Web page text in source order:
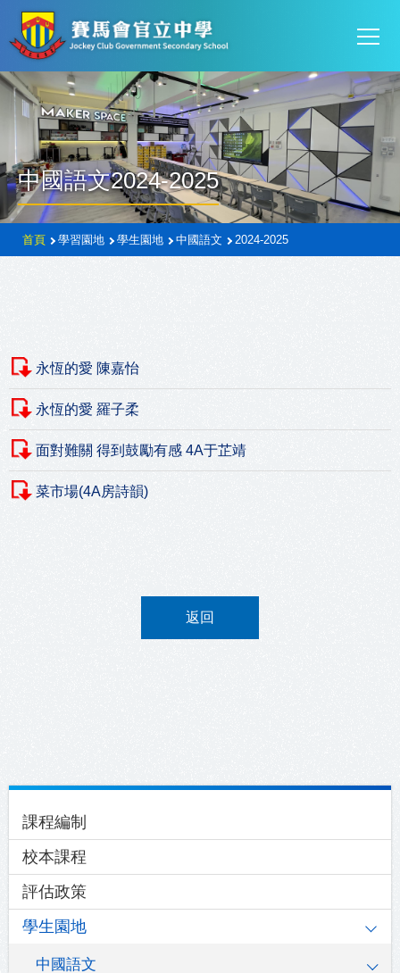
移至主內容
中國語文2024-2025
導
首頁 學習園地 學生園地 中國語文 2024-2025
永恆的愛 陳嘉怡
永恆的愛 羅子柔
面對難關 得到鼓勵有感 4A于芷靖
菜市場(4A房詩韻)
返回
navigation
課程編制
校本課程
評估政策
學生園地
中國語文